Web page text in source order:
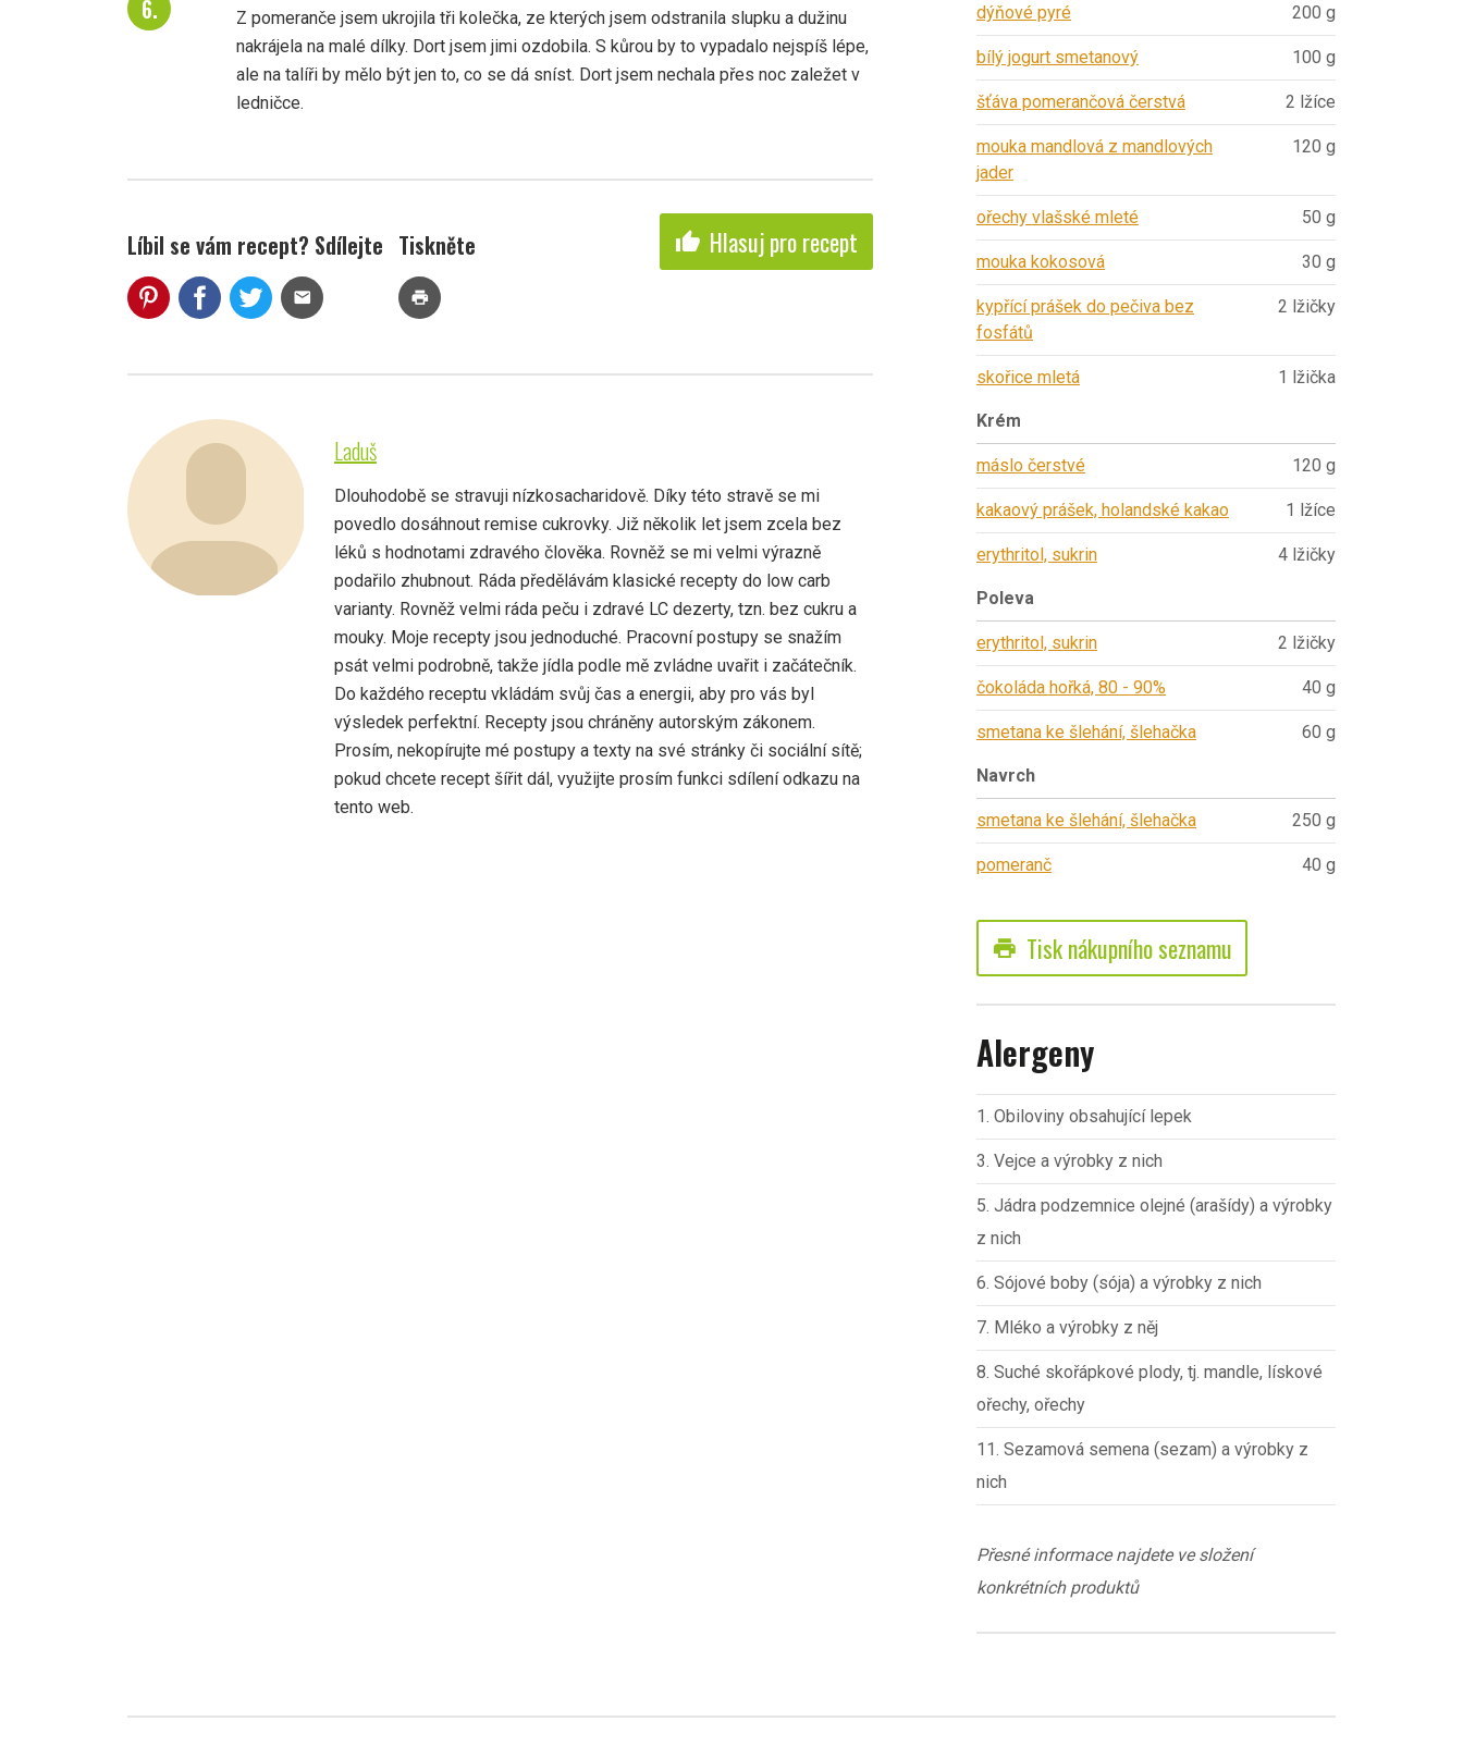
Z pomeranče jsem ukrojila tři kolečka, ze kterých jsem odstranila slupku a dužinu
nakrájela na malé dílky. Dort jsem jimi ozdobila. S kůrou by to vypadalo nejspíš lépe,
ale na talíři by mělo být jen to, co se dá sníst. Dort jsem nechala přes noc zaležet v
ledničce.
Líbil se vám recept? Sdílejte
mail
Tiskněte
print
thumb_up Hlasuj pro recept
Laduš
Dlouhodobě se stravuji nízkosacharidově. Díky této stravě se mi
povedlo dosáhnout remise cukrovky. Již několik let jsem zcela bez
léků s hodnotami zdravého člověka. Rovněž se mi velmi výrazně
podařilo zhubnout. Ráda předělávám klasické recepty do low carb
varianty. Rovněž velmi ráda peču i zdravé LC dezerty, tzn. bez cukru a
mouky. Moje recepty jsou jednoduché. Pracovní postupy se snažím
psát velmi podrobně, takže jídla podle mě zvládne uvařit i začátečník.
Do každého receptu vkládám svůj čas a energii, aby pro vás byl
výsledek perfektní. Recepty jsou chráněny autorským zákonem.
Prosím, nekopírujte mé postupy a texty na své stránky či sociální sítě;
pokud chcete recept šířit dál, využijte prosím funkci sdílení odkazu na
tento web.
dýňové pyré 200 g
bílý jogurt smetanový 100 g
šťáva pomerančová čerstvá 2 lžíce
mouka mandlová z mandlových
jader
120 g
ořechy vlašské mleté 50 g
mouka kokosová 30 g
kypřící prášek do pečiva bez
fosfátů
2 lžičky
skořice mletá 1 lžička
Krém
máslo čerstvé 120 g
kakaový prášek, holandské kakao 1 lžíce
erythritol, sukrin 4 lžičky
Poleva
erythritol, sukrin 2 lžičky
čokoláda hořká, 80 - 90% 40 g
smetana ke šlehání, šlehačka 60 g
Navrch
smetana ke šlehání, šlehačka 250 g
pomeranč 40 g
print Tisk nákupního seznamu
Alergeny
1. Obiloviny obsahující lepek
3. Vejce a výrobky z nich
5. Jádra podzemnice olejné (arašídy) a výrobky
z nich
6. Sójové boby (sója) a výrobky z nich
7. Mléko a výrobky z něj
8. Suché skořápkové plody, tj. mandle, lískové
ořechy, ořechy
11. Sezamová semena (sezam) a výrobky z
nich
Přesné informace najdete ve složení
konkrétních produktů